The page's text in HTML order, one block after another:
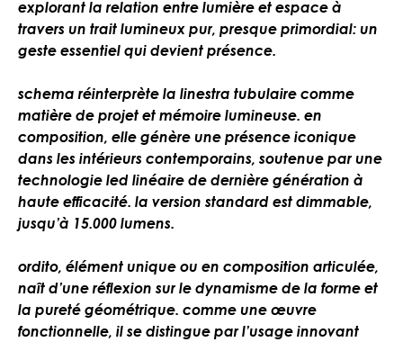
explorant la relation entre lumière et espace à
travers un trait lumineux pur, presque primordial: un
geste essentiel qui devient présence.
schema réinterprète la linestra tubulaire comme
matière de projet et mémoire lumineuse. en
composition, elle génère une présence iconique
dans les intérieurs contemporains, soutenue par une
technologie led linéaire de dernière génération à
haute efficacité. la version standard est dimmable,
jusqu’à 15.000 lumens.
ordito, élément unique ou en composition articulée,
naît d’une réflexion sur le dynamisme de la forme et
la pureté géométrique. comme une œuvre
fonctionnelle, il se distingue par l’usage innovant